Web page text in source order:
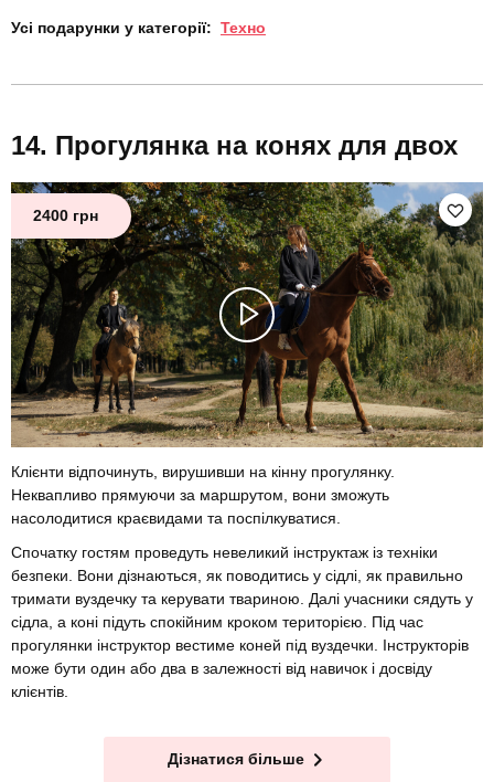
Усі подарунки у категорії: Техно
Прогулянка на конях для двох
2400 грн
Клієнти відпочинуть, вирушивши на кінну прогулянку.
Неквапливо прямуючи за маршрутом, вони зможуть
насолодитися краєвидами та поспілкуватися.
Спочатку гостям проведуть невеликий інструктаж із техніки
безпеки. Вони дізнаються, як поводитись у сідлі, як правильно
тримати вуздечку та керувати твариною. Далі учасники сядуть у
сідла, а коні підуть спокійним кроком територією. Під час
прогулянки інструктор вестиме коней під вуздечки. Інструкторів
може бути один або два в залежності від навичок і досвіду
клієнтів.
Дізнатися більше